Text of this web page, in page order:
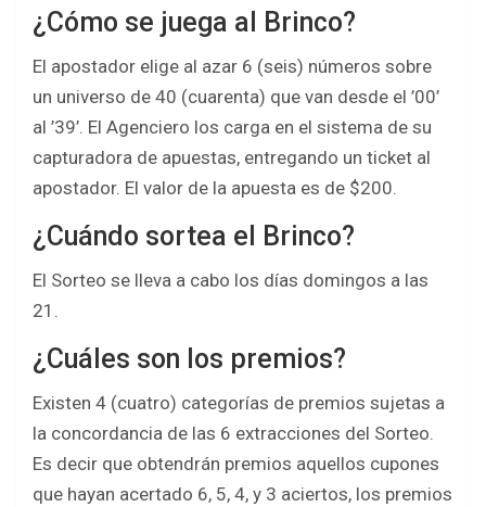
¿Cómo se juega al Brinco?
El apostador elige al azar 6 (seis) números sobre
un universo de 40 (cuarenta) que van desde el ’00’
al ’39’. El Agenciero los carga en el sistema de su
capturadora de apuestas, entregando un ticket al
apostador. El valor de la apuesta es de $200.
¿Cuándo sortea el Brinco?
El Sorteo se lleva a cabo los días domingos a las
21.
¿Cuáles son los premios?
Existen 4 (cuatro) categorías de premios sujetas a
la concordancia de las 6 extracciones del Sorteo.
Es decir que obtendrán premios aquellos cupones
que hayan acertado 6, 5, 4, y 3 aciertos, los premios